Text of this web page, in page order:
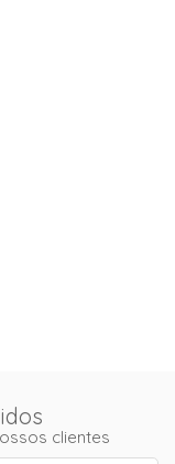
clientes